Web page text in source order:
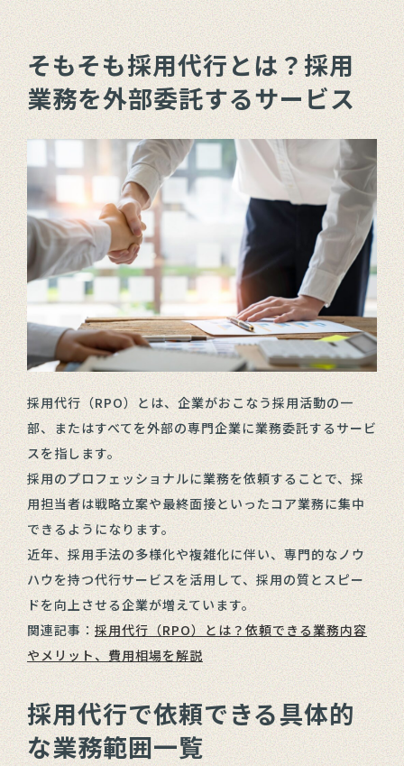
そもそも採用代行とは？採用
業務を外部委託するサービス
採用代行（RPO）とは、企業がおこなう採用活動の一
部、またはすべてを外部の専門企業に業務委託するサービ
スを指します。
採用のプロフェッショナルに業務を依頼することで、採
用担当者は戦略立案や最終面接といったコア業務に集中
できるようになります。
近年、採用手法の多様化や複雑化に伴い、専門的なノウ
ハウを持つ代行サービスを活用して、採用の質とスピー
ドを向上させる企業が増えています。
関連記事：採用代行（RPO）とは？依頼できる業務内容
やメリット、費用相場を解説
採用代行で依頼できる具体的
な業務範囲一覧